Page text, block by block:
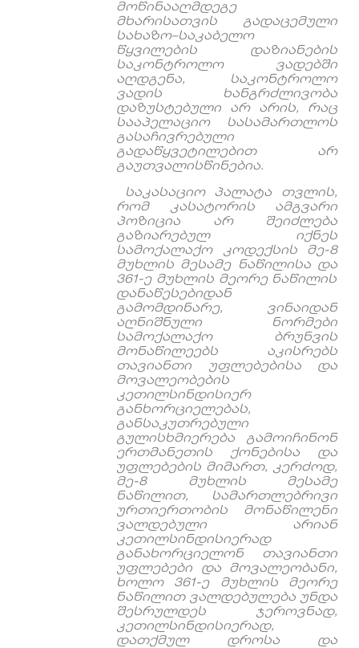
მოწინააღმდეგე
მხარისათვის
გადაცემული
სახაზო–საკაბელო
წყვილების
დაზიანების
საკონტროლო
ვადებში
აღდგენა,
საკონტროლო
ვადის
ხანგრძლივობა
დაზუსტებული
არ არის, რაც
სააპელაციო
სასამართლოს
გასაჩივრებული
გადაწყვეტილებით
არ
გაუთვალისწინებია.
საკასაციო პალატა თვლის,
რომ
კასატორის
ამგვარი
პოზიცია
არ
შეიძლება
გაზიარებულ
იქნეს
სამოქალაქო
კოდექსის მე-8
მუხლის მესამე ნაწილისა და
361-ე მუხლის მეორე ნაწილის
დანაწესებიდან
გამომდინარე, ვინაიდან
აღნიშნული
ნორმები
სამოქალაქო
ბრუნვის
მონაწილეებს
აკისრებს
თავიანთი
უფლებებისა
და
მოვალეობების
კეთილსინდისიერ
განხორციელებას,
განსაკუთრებული
გულისხმიერება
გამოიჩინონ
ერთმანეთის
ქონებისა
და
უფლებების მიმართ, კერძოდ,
მე-8 მუხლის
მესამე
ნაწილით,
სამართლებრივი
ურთიერთობის
მონაწილენი
ვალდებული
არიან
კეთილსინდისიერად
განახორციელონ
თავიანთი
უფლებები
და მოვალეობანი,
ხოლო361-ე მუხლის
მეორე
ნაწილით ვალდებულება უნდა
შესრულდეს
ჯეროვნად,
კეთილსინდისიერად,
დათქმულ
დროსა
და